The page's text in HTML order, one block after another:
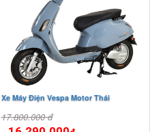
Xe Máy Điện Vespa Motor Thái
17.800.000 đ